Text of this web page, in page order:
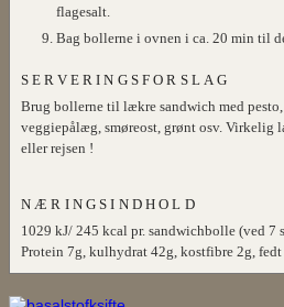
flagesalt.
Bag bollerne i ovnen i ca. 20 min til
SERVERINGSFORSLAG
Brug bollerne til lækre sandwich med
veggiepålæg, smøreost, grønt osv.
eller rejsen !
NÆRINGSINDHOLD
1029 kJ/ 245 kcal pr. sandwichbolle (ved 7
Protein 7g, kulhydrat 42g, kostfibre 2g, fedt